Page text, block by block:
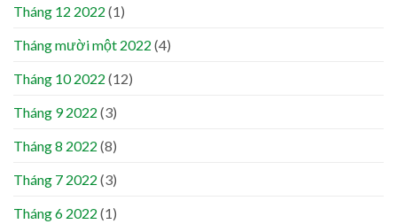
Tháng 12 2022 (1)
Tháng mười một 2022 (4)
Tháng 10 2022 (12)
Tháng 9 2022 (3)
Tháng 8 2022 (8)
Tháng 7 2022 (3)
Tháng 6 2022 (1)